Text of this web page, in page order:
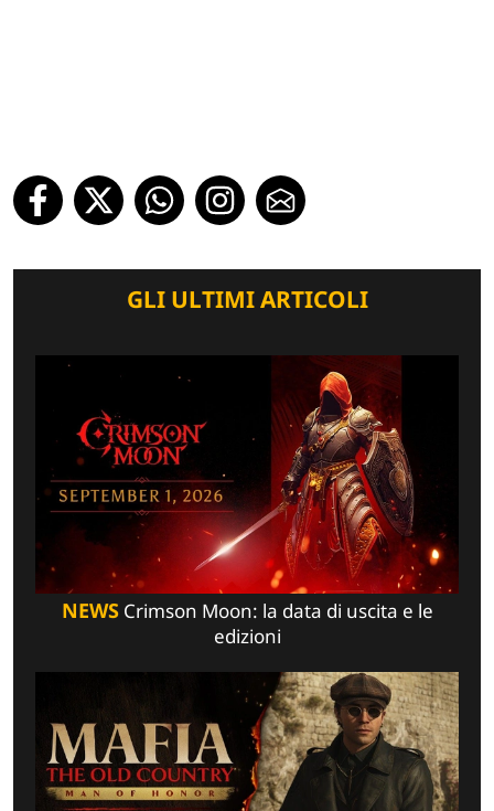
GLI ULTIMI ARTICOLI
NEWSCrimson Moon: la data di uscita e le
edizioni